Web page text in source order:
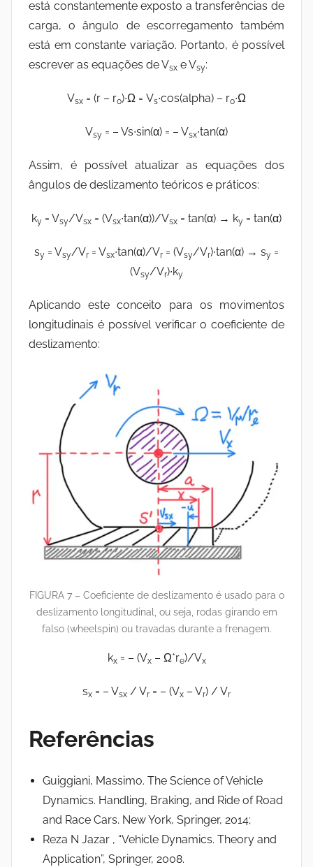
está constantemente exposto a transferências de
carga, o ângulo de escorregamento também
está em constante variação. Portanto, é possível
escrever as equações de Vsx e Vsy:
Vsx = (r – r0)∙Ω = Vs∙cos(alpha) – r0∙Ω
Vsy = – Vs∙sin(α) = – Vsx∙tan(α)
Assim, é possível atualizar as equações dos
ângulos de deslizamento teóricos e práticos:
ky = Vsy/Vsx = (Vsx∙tan(α))/Vsx = tan(α) → ky = tan(α)
sy = Vsy/Vr = Vsx∙tan(α)/Vr = (Vsy/Vr)∙tan(α) → sy =
(Vsy/Vr)∙ky
Aplicando este conceito para os movimentos
longitudinais é possível verificar o coeficiente de
deslizamento:
FIGURA 7 – Coeficiente de deslizamento é usado para o
deslizamento longitudinal, ou seja, rodas girando em
falso (wheelspin) ou travadas durante a frenagem.
kx= – (Vx– Ω*re)/Vx
sx = – Vsx / Vr = – (Vx – Vr) / Vr
Referências
Guiggiani, Massimo. The Science of Vehicle
Dynamics. Handling, Braking, and Ride of Road
and Race Cars. New York, Springer, 2014;
Reza N Jazar , “Vehicle Dynamics. Theory and
Application”, Springer, 2008.